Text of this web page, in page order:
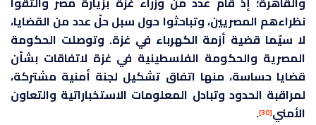
نظراءهم المصريين، وتباحثوا حول سبل حلّ عدد من القضايا،
لا سيّما قضية أزمة الكهرباء في غزة. وتوصلت الحكومة
المصرية والحكومة الفلسطينية في غزة لاتفاقات بشأن
قضايا حساسة، منها اتفاق تشكيل لجنة أمنية مشتركة،
لمراقبة الحدود وتبادل المعلومات الاستخباراتية والتعاون
الأمني[30]
.